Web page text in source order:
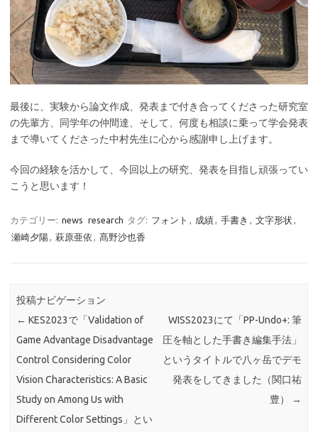
最後に、実験から論文作成、発表まで付き合ってくださった研究室
の先輩方、同学年の仲間達、そして、何度も相談に乗って学会発表
まで導いてくださった中村先生に心から感謝申し上げます。
今回の経験を活かして、今回以上の研究、発表を目指し頑張ってい
こうと思います！
カテゴリー: news research タグ: フォント 成績 手書き 文字形状
瀬崎夕陽
萩原亜依 髙野沙也香
投稿ナビゲーション
← KES2023で「Validation of
Game Advantage Disadvantage
Control Considering Color
Vision Characteristics: A Basic
Study on Among Us with
Different Color Settings」とい
WISS2023にて「PP-Undo+: 筆
圧を軸とした手書き編集手法」
というタイトルで八ヶ岳でデモ
発表をしてきました（関口祐
豊）
→